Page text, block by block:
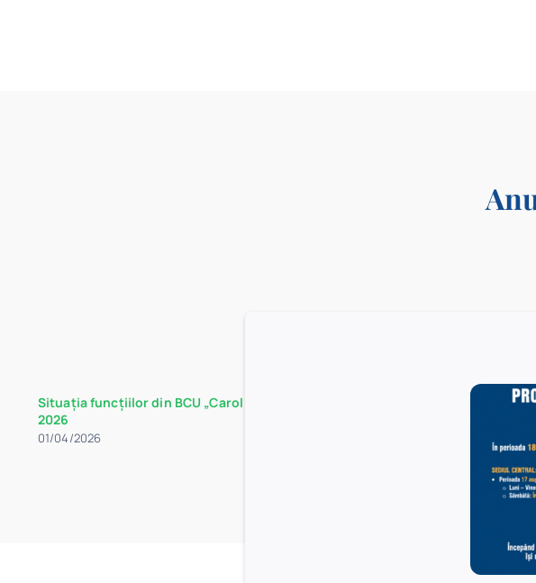
Situația funcțiilor din BCU „Carol I” la data de 30 martie
2026
01/04/2026
Rezultate
Administrativ.